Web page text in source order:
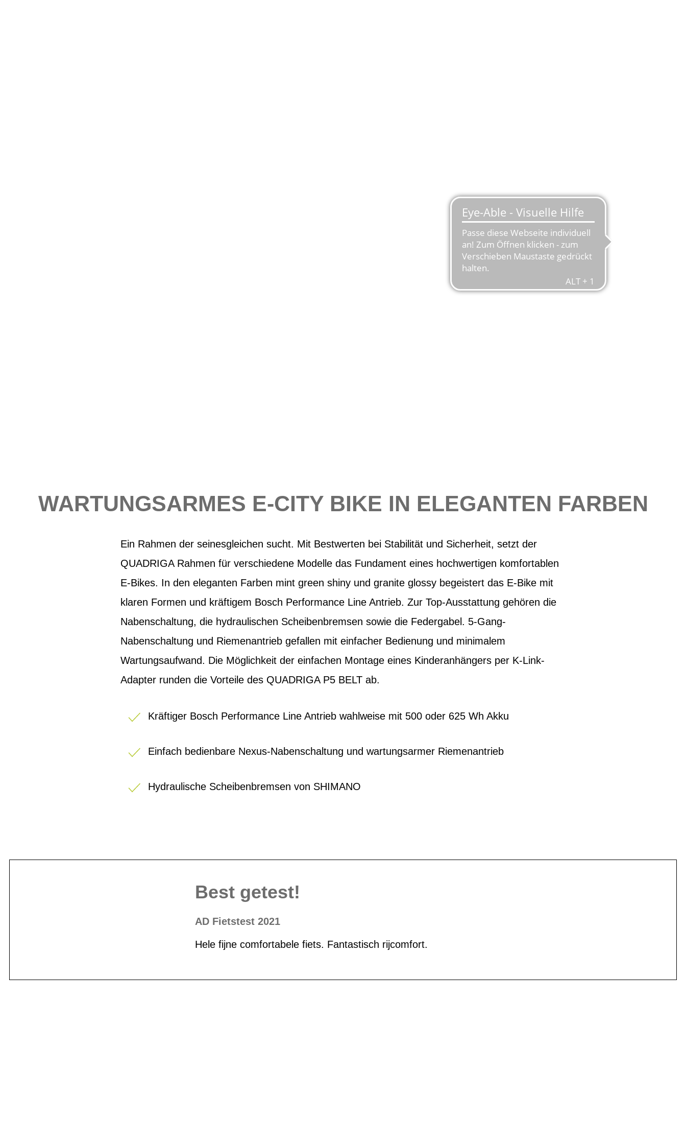
WARTUNGSARMES E-CITY BIKE IN ELEGANTEN FARBEN
Ein Rahmen der seinesgleichen sucht. Mit Bestwerten bei Stabilität und Sicherheit, setzt der
QUADRIGA Rahmen für verschiedene Modelle das Fundament eines hochwertigen komfortablen
E-Bikes. In den eleganten Farben mint green shiny und granite glossy begeistert das E-Bike mit
klaren Formen und kräftigem Bosch Performance Line Antrieb. Zur Top-Ausstattung gehören die
Nabenschaltung, die hydraulischen Scheibenbremsen sowie die Federgabel. 5-Gang-
Nabenschaltung und Riemenantrieb gefallen mit einfacher Bedienung und minimalem
Wartungsaufwand. Die Möglichkeit der einfachen Montage eines Kinderanhängers per K-Link-
Adapter runden die Vorteile des QUADRIGA P5 BELT ab.
Kräftiger Bosch Performance Line Antrieb wahlweise mit 500 oder 625 Wh Akku
Einfach bedienbare Nexus-Nabenschaltung und wartungsarmer Riemenantrieb
Hydraulische Scheibenbremsen von SHIMANO
Best getest!
AD Fietstest 2021
Hele fijne comfortabele fiets. Fantastisch rijcomfort.